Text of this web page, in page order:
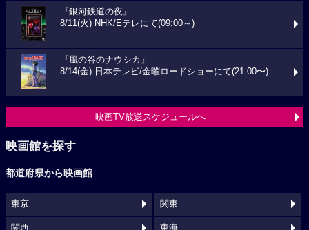
『銀河鉄道の夜』
8/11(火) NHK/Eテレにて(09:00～)
『風の谷のナウシカ』
8/14(金) 日本テレビ/金曜ロードショーにて(21:00〜)
映画TV放送スケジュールへ
映画館を探す
都道府県から映画館
東京 関東
関西 東海